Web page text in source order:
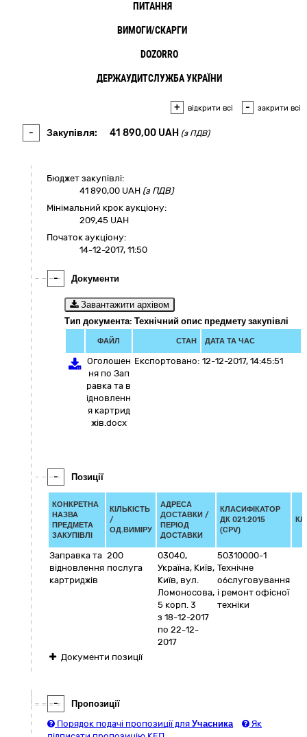
ПИТАННЯ
ВИМОГИ/СКАРГИ
DOZORRO
ДЕРЖАУДИТСЛУЖБА УКРАЇНИ
+ відкрити всі - закрити всі
- Закупівля: 41 890,00 UAH (з ПДВ)
Бюджет закупівлі:
41 890,00 UAH (з ПДВ)
Мінімальний крок аукціону:
209,45 UAH
Початок аукціону:
14-12-2017, 11:50
- Документи
Завантажити архівом
Тип документа: Технічний опис предмету закупівлі
ФАЙЛ СТАН ДАТА ТА ЧАС
Оголошен
ня по Зап
равка та в
ідновленн
я картрид
жів.docx
Експортовано: 12-12-2017, 14:45:51
- Позиції
КОНКРЕТНА
НАЗВА
ПРЕДМЕТА
ЗАКУПІВЛІ
КІЛЬКІСТЬ
/
ОД.ВИМІРУ
АДРЕСА
ДОСТАВКИ /
ПЕРІОД
ДОСТАВКИ
КЛАСИФІКАТОР
ДК 021:2015
(CPV)
Заправка та
відновлення
картриджів
200
послуга
03040,
Україна, Київ,
Київ, вул.
Ломоносова,
5 корп. 3
з 18-12-2017
по 22-12-
2017
50310000-1
Технічне
обслуговування
і ремонт офісної
техніки
Документи позиції
-
Пропозиції
Порядок подачі пропозиції для Учасника
Як